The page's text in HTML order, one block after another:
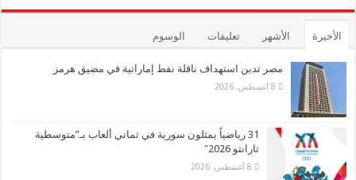
الأخيرة الأشهر تعليقات الوسوم
مصر تدين استهداف ناقلة نفط إماراتية في مضيق هرمز
8 أغسطس، 2026
31 رياضياً يمثلون سورية في ثماني ألعاب بـ”متوسطية
تارانتو 2026″
8 أغسطس، 2026